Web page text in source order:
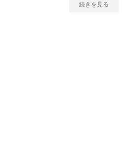
続きを見る